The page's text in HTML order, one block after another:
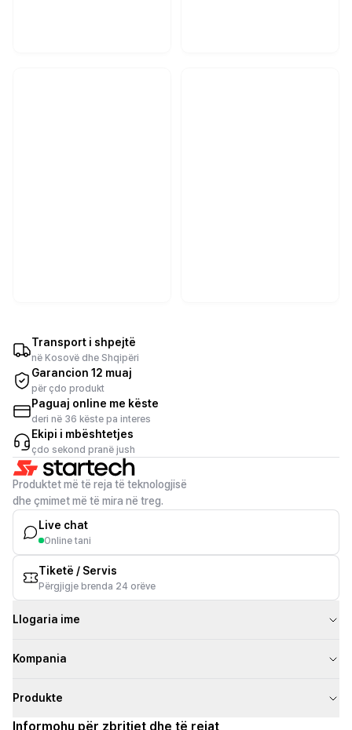
Transport i shpejtë
në Kosovë dhe Shqipëri
Garancion 12 muaj
për çdo produkt
Paguaj online me këste
deri në 36 këste pa interes
Ekipi i mbështetjes
çdo sekond pranë jush
Produktet më të reja të teknologjisë
dhe çmimet më të mira në treg.
Live chat
Online tani
Tiketë / Servis
Përgjigje brenda 24 orëve
Llogaria ime
Kompania
Produkte
Informohu për zbritjet dhe të rejat